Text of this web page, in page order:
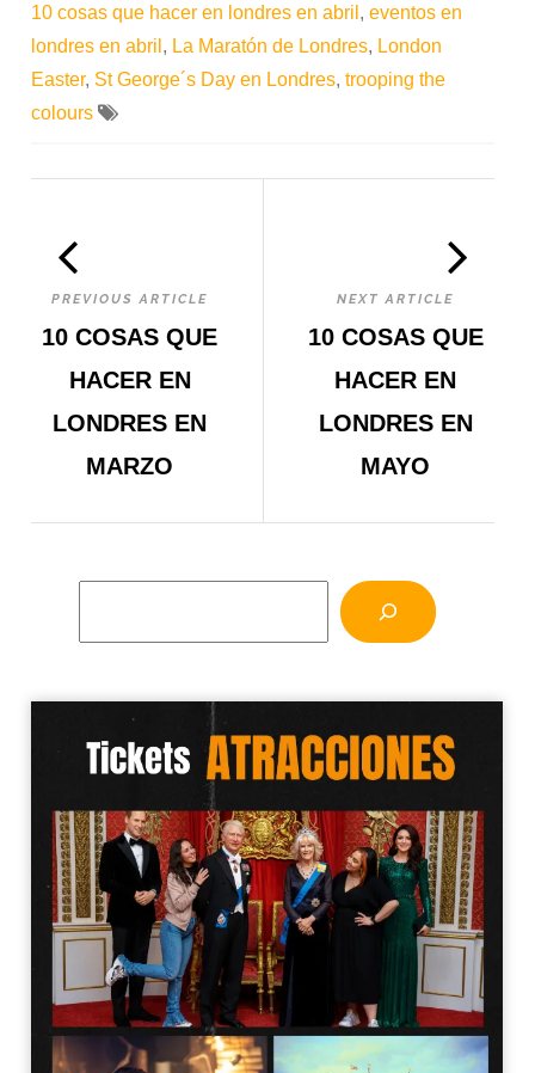
10 cosas que hacer en londres en abril ,eventos en
londres en abril , La Maratón de Londres, London
Easter, St George´s Day en Londres,trooping the
colours
PREVIOUS ARTICLE
10 COSAS QUE
HACER EN
LONDRES EN
MARZO
NEXT ARTICLE
10 COSAS QUE
HACER EN
LONDRES EN
MAYO